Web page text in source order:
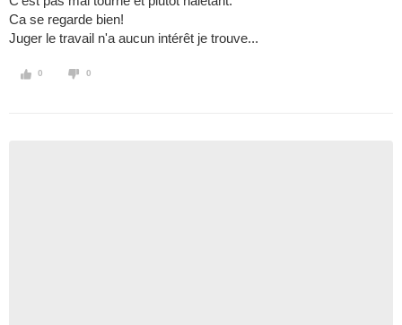
Ca se regarde bien!
Juger le travail n'a aucun intérêt je trouve...
0 0